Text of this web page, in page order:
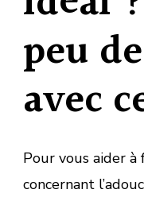
peu
avec
Pour vous aider à
concernant